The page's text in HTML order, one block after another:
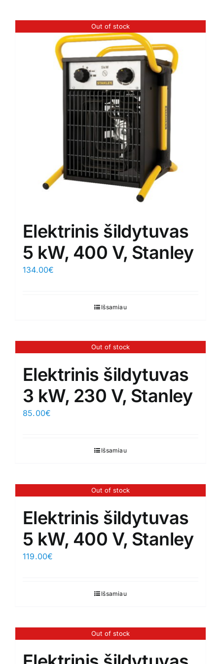
Out of stock
Elektrinis šildytuvas
5 kW, 400 V, Stanley
134.00€
Išsamiau
Out of stock
Elektrinis šildytuvas
3 kW, 230 V, Stanley
85.00€
Išsamiau
Out of stock
Elektrinis šildytuvas
5 kW, 400 V, Stanley
119.00€
Išsamiau
Out of stock